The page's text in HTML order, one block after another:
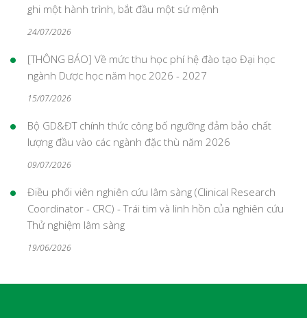
ghi một hành trình, bắt đầu một sứ mệnh
24/07/2026
[THÔNG BÁO] Về mức thu học phí hệ đào tạo Đại học
ngành Dược học năm học 2026 - 2027
15/07/2026
Bộ GD&ĐT chính thức công bố ngưỡng đảm bảo chất
lượng đầu vào các ngành đặc thù năm 2026
09/07/2026
Điều phối viên nghiên cứu lâm sàng (Clinical Research
Coordinator - CRC) - Trái tim và linh hồn của nghiên cứu
Thử nghiệm lâm sàng
19/06/2026